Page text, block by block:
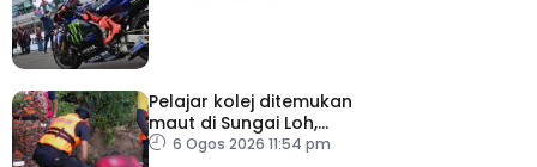
Pelajar kolej ditemukan
maut di Sungai Loh,
Dungun
6 Ogos 2026 11:54 pm